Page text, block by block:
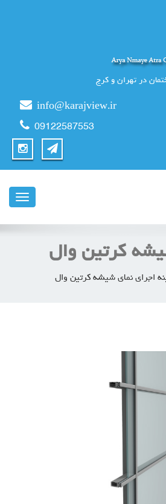
در تهران و کرج
info@karajview.ir
09122587553
ناوبری
کرتین وال
اجرای نمای شیشه کرتین وال